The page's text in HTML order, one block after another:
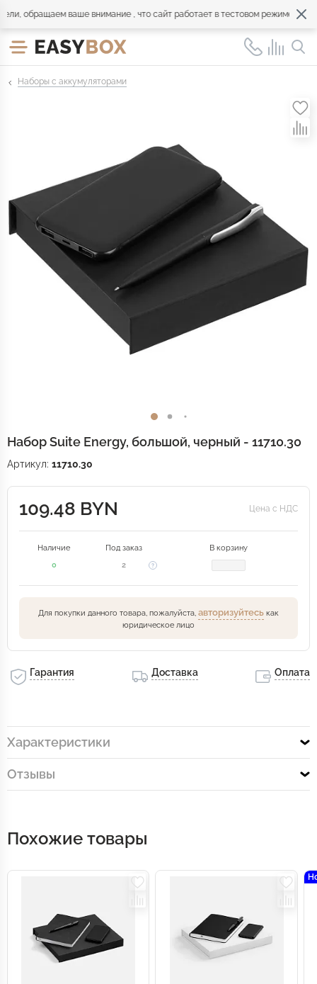
обращаем ваше внимание , что сайт работает в тестовом режиме.
Наборы с аккумуляторами
Набор Suite Energy, большой, черный - 11710.30
Артикул: 11710.30
109.48 BYN Цена с НДС
Наличие Под заказ
В корзину
0
2
Для покупки данного товара, пожалуйста, авторизуйтесь как
юридическое лицо
Гарантия Доставка Оплата
Характеристики
Отзывы
Похожие товары